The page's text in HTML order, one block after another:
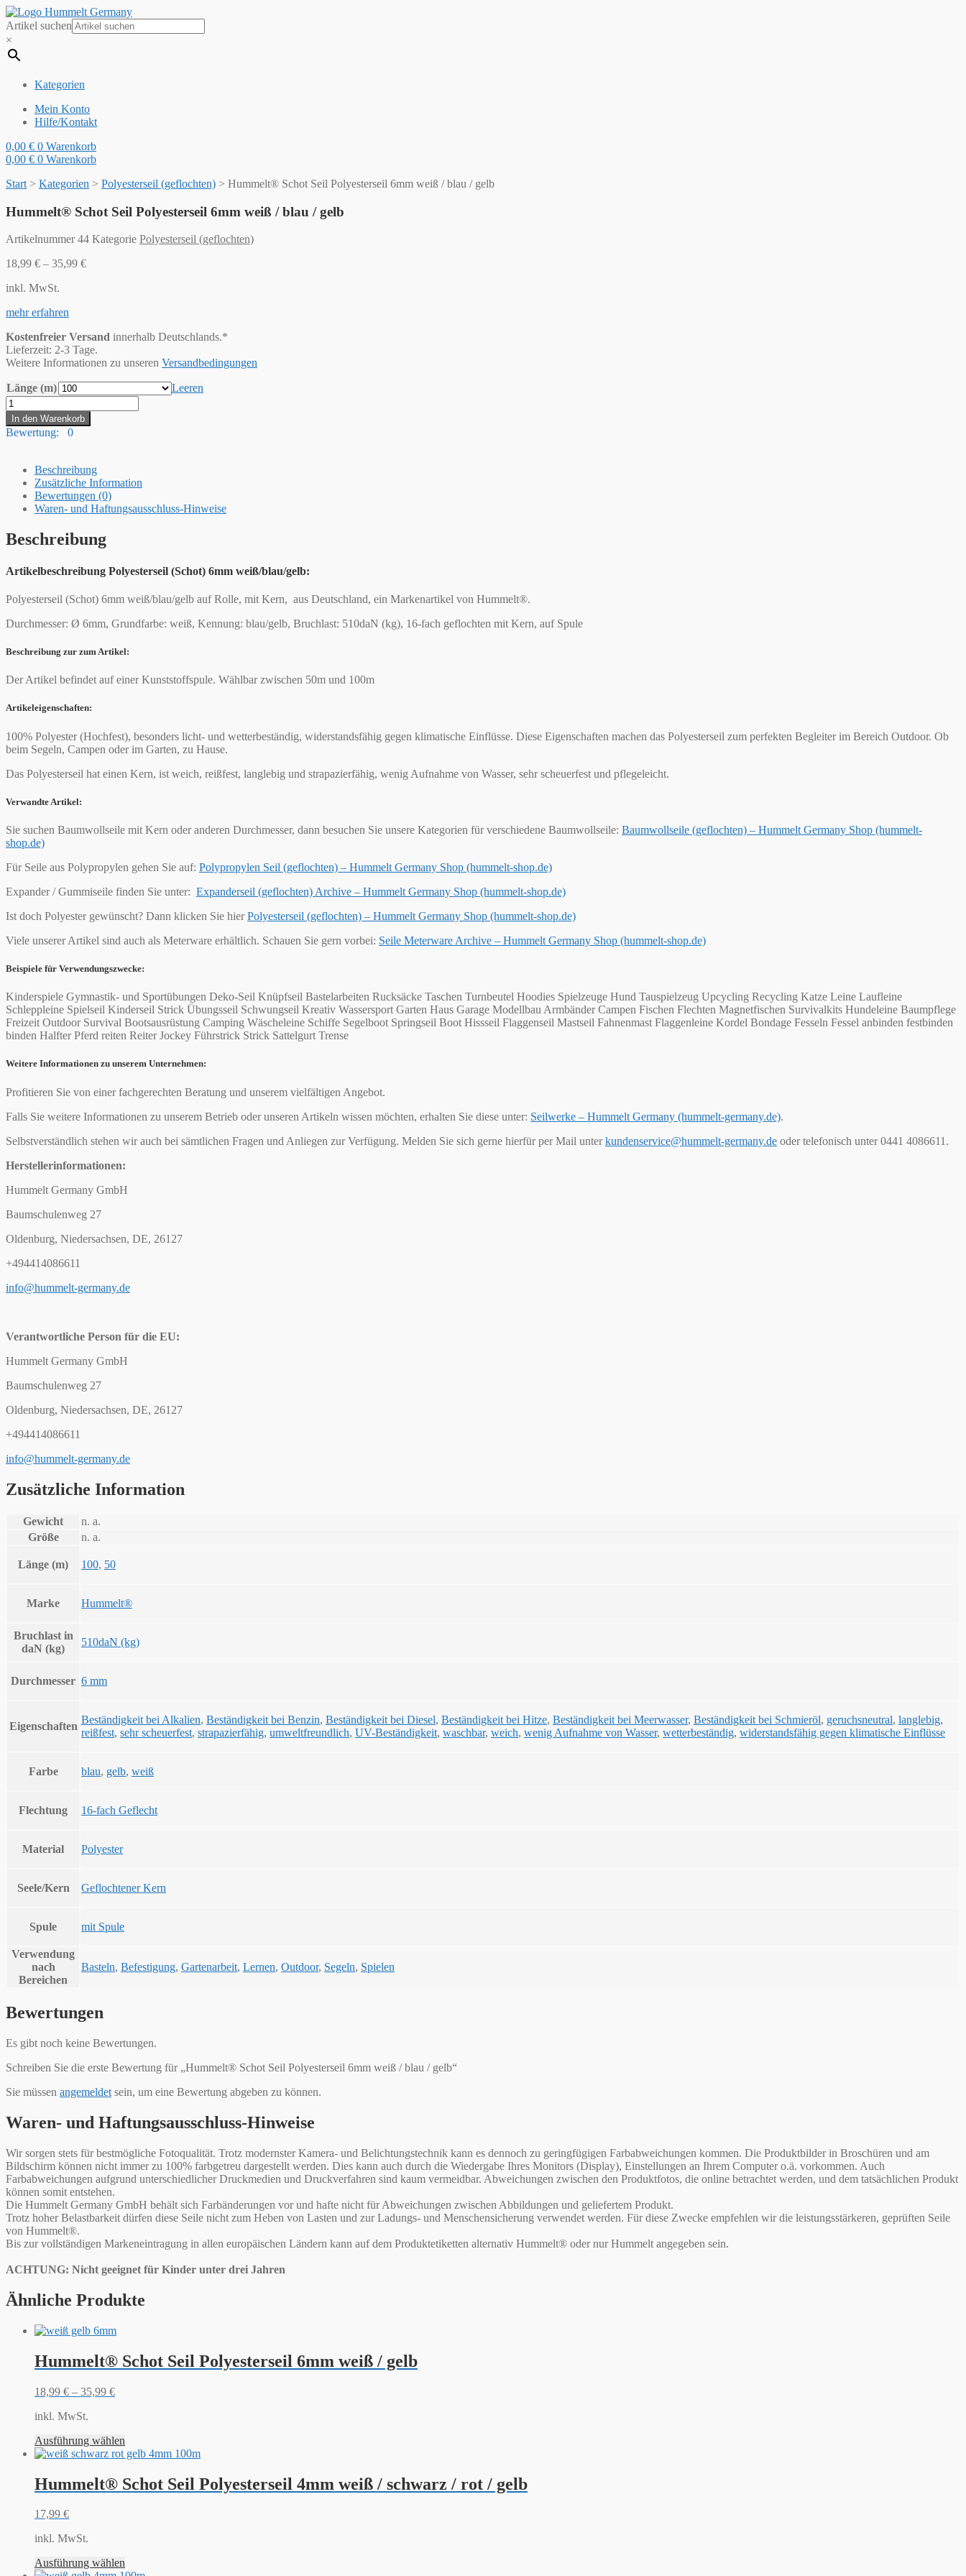
Artikel suchen
×
Kategorien
Mein Konto
Hilfe/Kontakt
0,00 € 0 Warenkorb
0,00 € 0 Warenkorb
Start > Kategorien > Polyesterseil (geflochten) > Hummelt® Schot Seil Polyesterseil 6mm weiß / blau / gelb
Hummelt® Schot Seil Polyesterseil 6mm weiß / blau / gelb
Artikelnummer44 Kategorie Polyesterseil (geflochten)
18,99 € – 35,99 €
inkl. MwSt.
mehr erfahren
Kostenfreier Versand innerhalb Deutschlands.*
Lieferzeit: 2-3 Tage.
Weitere Informationen zu unseren Versandbedingungen
Länge (m)
Leeren
Hummelt®
Schot
Seil
Polyesterseil
weiß
blau
Menge
In den Warenkorb
Bewertung: 0
Beschreibung
Zusätzliche Information
Bewertungen (0)
Waren- und Haftungsausschluss-Hinweise
Beschreibung
Artikelbeschreibung Polyesterseil (Schot) 6mm weiß/blau/gelb:
Polyesterseil (Schot) 6mm weiß/blau/gelb auf Rolle, mit Kern, aus Deutschland, ein Markenartikel von Hummelt®.
Durchmesser: Ø 6mm, Grundfarbe: weiß, Kennung: blau/gelb, Bruchlast: 510daN (kg), 16-fach geflochten mit Kern, auf Spule
Beschreibung zur zum Artikel:
Der Artikel befindet auf einer Kunststoffspule. Wählbar zwischen 50m und 100m
Artikeleigenschaften:
100% Polyester (Hochfest), besonders licht- und wetterbeständig, widerstandsfähig gegen klimatische Einflüsse. Diese Eigenschaften machen das Polyesterseil zum perfekten Begleiter im Bereich Outdoor. Ob
beim Segeln, Campen oder im Garten, zu Hause.
Das Polyesterseil hat einen Kern, ist weich, reißfest, langlebig und strapazierfähig, wenig Aufnahme von Wasser, sehr scheuerfest und pflegeleicht.
Verwandte Artikel:
Sie suchen Baumwollseile mit Kern oder anderen Durchmesser, dann besuchen Sie unsere Kategorien für verschiedene Baumwollseile: Baumwollseile (geflochten) – Hummelt Germany Shop (hummelt-
shop.de)
Für Seile aus Polypropylen gehen Sie auf: Polypropylen Seil (geflochten) – Hummelt Germany Shop (hummelt-shop.de)
Expander / Gummiseile finden Sie unter: Expanderseil (geflochten) Archive – Hummelt Germany Shop (hummelt-shop.de)
Ist doch Polyester gewünscht? Dann klicken Sie hierPolyesterseil (geflochten) – Hummelt Germany Shop (hummelt-shop.de)
Viele unserer Artikel sind auch als Meterware erhältlich. Schauen Sie gern vorbei: Seile Meterware Archive – Hummelt Germany Shop (hummelt-shop.de)
Beispiele für Verwendungszwecke:
Kinderspiele Gymnastik- und Sportübungen Deko-Seil Knüpfseil Bastelarbeiten Rucksäcke Taschen Turnbeutel Hoodies Spielzeuge Hund Tauspielzeug Upcycling Recycling Katze Leine Laufleine
Schleppleine Spielseil Kinderseil Strick Übungsseil Schwungseil Kreativ Wassersport Garten Haus Garage Modellbau Armbänder Campen Fischen Flechten Magnetfischen Survivalkits Hundeleine Baumpflege
Freizeit Outdoor Survival Bootsausrüstung Camping Wäscheleine Schiffe Segelboot Springseil Boot Hissseil Flaggenseil Mastseil Fahnenmast Flaggenleine Kordel Bondage Fesseln Fessel anbinden festbinden
binden Halfter Pferd reiten Reiter Jockey Führstrick Strick Sattelgurt Trense
Weitere Informationen zu unserem Unternehmen:
Profitieren Sie von einer fachgerechten Beratung und unserem vielfältigen Angebot.
Falls Sie weitere Informationen zu unserem Betrieb oder unseren Artikeln wissen möchten, erhalten Sie diese unter: Seilwerke – Hummelt Germany (hummelt-germany.de).
Selbstverständlich stehen wir auch bei sämtlichen Fragen und Anliegen zur Verfügung. Melden Sie sich gerne hierfür per Mail unterkundenservice@hummelt-germany.de oder telefonisch unter 0441 4086611.
Herstellerinformationen:
Hummelt Germany GmbH
Baumschulenweg 27
Oldenburg, Niedersachsen, DE, 26127
+494414086611
info@hummelt-germany.de
Verantwortliche Person für die EU:
Hummelt Germany GmbH
Baumschulenweg 27
Oldenburg, Niedersachsen, DE, 26127
+494414086611
info@hummelt-germany.de
Zusätzliche Information
Gewicht
n. a.
Größe
n. a.
Länge (m) 100, 50
Marke Hummelt®
Bruchlast in
daN (kg)
510daN (kg)
Durchmesser 6 mm
Eigenschaften
Beständigkeit bei Alkalien, Beständigkeit bei Benzin, Beständigkeit bei Diesel, Beständigkeit bei Hitze, Beständigkeit bei Meerwasser, Beständigkeit bei Schmieröl, geruchsneutral, langlebig,
reißfest, sehr scheuerfest, strapazierfähig, umweltfreundlich, UV-Beständigkeit, waschbar, weich, wenig Aufnahme von Wasser, wetterbeständig, widerstandsfähig gegen klimatische Einflüsse
Farbe blau, gelb, weiß
Flechtung 16-fach Geflecht
Material Polyester
Seele/Kern Geflochtener Kern
Spule mit Spule
Verwendung
nach
Bereichen
Basteln, Befestigung, Gartenarbeit, Lernen, Outdoor, Segeln, Spielen
Bewertungen
Es gibt noch keine Bewertungen.
Schreiben Sie die erste Bewertung für „Hummelt® Schot Seil Polyesterseil 6mm weiß / blau / gelb“
Sie müssen angemeldet sein, um eine Bewertung abgeben zu können.
Waren- und Haftungsausschluss-Hinweise
Wir sorgen stets für bestmögliche Fotoqualität. Trotz modernster Kamera- und Belichtungstechnik kann es dennoch zu geringfügigen Farbabweichungen kommen. Die Produktbilder in Broschüren und am
Bildschirm können nicht immer zu 100% farbgetreu dargestellt werden. Dies kann auch durch die Wiedergabe Ihres Monitors (Display), Einstellungen an Ihrem Computer o.ä. vorkommen. Auch
Farbabweichungen aufgrund unterschiedlicher Druckmedien und Druckverfahren sind kaum vermeidbar. Abweichungen zwischen den Produktfotos, die online betrachtet werden, und dem tatsächlichen Produkt
können somit entstehen.
Die Hummelt Germany GmbH behält sich Farbänderungen vor und hafte nicht für Abweichungen zwischen Abbildungen und geliefertem Produkt.
Trotz hoher Belastbarkeit dürfen diese Seile nicht zum Heben von Lasten und zur Ladungs- und Menschensicherung verwendet werden. Für diese Zwecke empfehlen wir die leistungsstärkeren, geprüften Seile
von Hummelt®.
Bis zur vollständigen Markeneintragung in allen europäischen Ländern kann auf dem Produktetiketten alternativ Hummelt® oder nur Hummelt angegeben sein.
ACHTUNG: Nicht geeignet für Kinder unter drei Jahren
Ähnliche Produkte
Hummelt® Schot Seil Polyesterseil 6mm weiß / gelb
18,99 € – 35,99 €
inkl. MwSt.
Ausführung wählen
Hummelt® Schot Seil Polyesterseil 4mm weiß / schwarz / rot / gelb
17,99 €
inkl. MwSt.
Ausführung wählen